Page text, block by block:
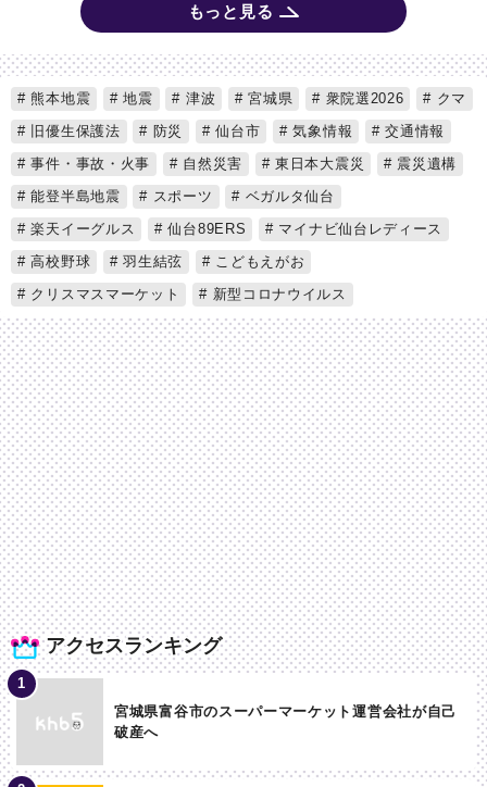
もっと見る
アクセスランキング
宮城県富谷市のスーパーマーケット運営会社が自己
破産へ
熊本地震 地震 津波 宮城県 衆院選2026
クマ
旧優生保護法
防災 仙台市 気象情報
交通情報
事件・事故・火事
自然災害 東日本大震災
震災遺構
能登半島地震
スポーツ
ベガルタ仙台
楽天イーグルス
仙台89ERS
マイナビ仙台レディース
高校野球
羽生結弦
こどもえがお
クリスマスマーケット
新型コロナウイルス